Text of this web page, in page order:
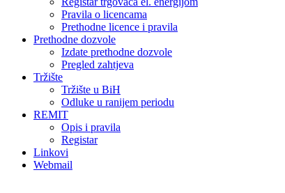
Pravila o licencama
Prethodne licence i pravila
Prethodne dozvole
Izdate prethodne dozvole
Pregled zahtjeva
Tržište
Tržište u BiH
Odluke u ranijem periodu
REMIT
Opis i pravila
Registar
Linkovi
Webmail